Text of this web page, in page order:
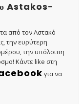
Astakos-
από τον Αστακό
την ευρύτερη
την υπόλοιπη
Κάντε like στη
για να